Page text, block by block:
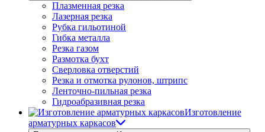
Плазменная резка
Лазерная резка
Рубка гильотиной
Гибка металла
Резка газом
Размотка бухт
Сверловка отверстий
Резка и отмотка рулонов, штрипс
Ленточно-пильная резка
Гидроабразивная резка
Изготовление
арматурных каркасов